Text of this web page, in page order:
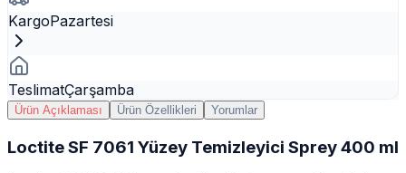
KargoPazartesi
TeslimatÇarşamba
Ürün Açıklaması Ürün Özellikleri Yorumlar
Loctite SF 7061 Yüzey Temizleyici Sprey 400 ml